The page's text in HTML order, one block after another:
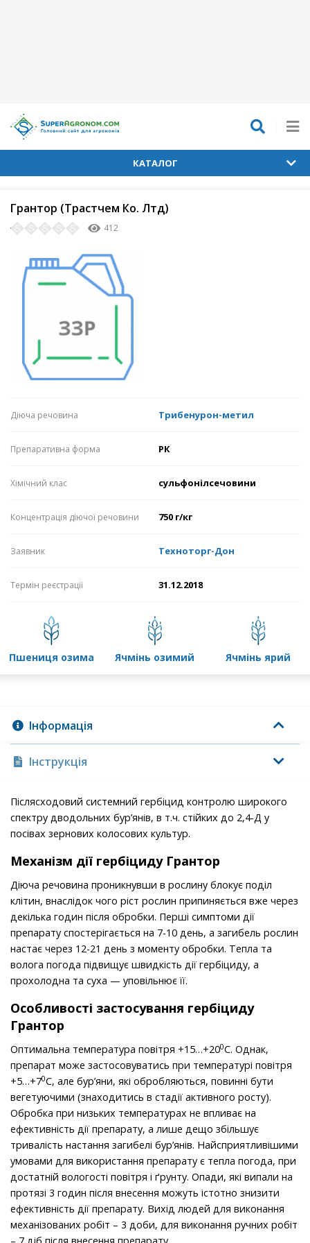
КАТАЛОГ
Грантор (Трастчем Ко. Лтд)
412
Діюча речовина Трибенурон-метил
Препаративна форма РК
Хімічний клас сульфонілсечовини
Концентрація діючої речовини 750 г/кг
Заявник Техноторг-Дон
Термін реєстрації 31.12.2018
пшениця озима ячмінь озимий ячмінь ярий
Інформація
Інструкція
Післясходовий системний гербіцид контролю широкого
спектру дводольних бур’янів, в т.ч. стійких до 2,4-Д у
посівах зернових колосових культур.
Механізм дії гербіциду Грантор
Діюча речовина проникнувши в рослину блокує поділ
клітин, внаслідок чого ріст рослин припиняється вже через
декілька годин після обробки. Перші симптоми дії
препарату спостерігається на 7-10 день, а загибель рослин
настає через 12-21 день з моменту обробки. Тепла та
волога погода підвищує швидкість дії гербіциду, а
прохолодна та суха — уповільнює її.
Особливості застосування гербіциду
Грантор
Оптимальна температура повітря +15…+200С. Однак,
препарат може застосовуватись при температурі повітря
+5…+70С, але бур’яни, які обробляються, повинні бути
вегетуючими (знаходитись в стадії активного росту).
Обробка при низьких температурах не впливає на
ефективність дії препарату, а лише дещо збільшує
тривалість настання загибелі бур’янів. Найсприятливішими
умовами для використання препарату є тепла погода, при
достатній вологості повітря і ґрунту. Опади, які випали на
протязі 3 годин після внесення можуть істотно знизити
ефективність дії препарату. Вихід людей для виконання
механізованих робіт – 3 доби, для виконання ручних робіт